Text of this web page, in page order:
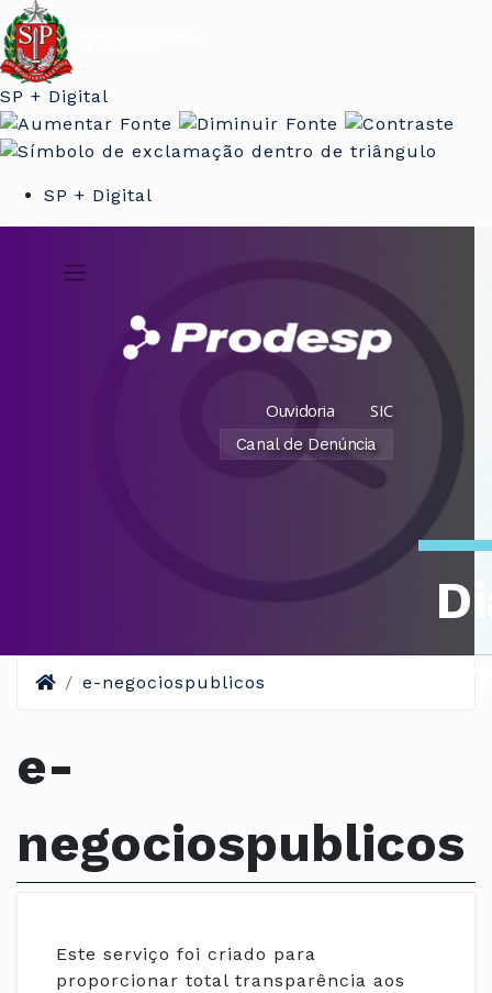
SP + Digital
SP + Digital
Ouvidoria SIC
Canal de Denúncia
e-negociospublicos
e-
negociospublicos
Este serviço foi criado para
proporcionar total transparência aos